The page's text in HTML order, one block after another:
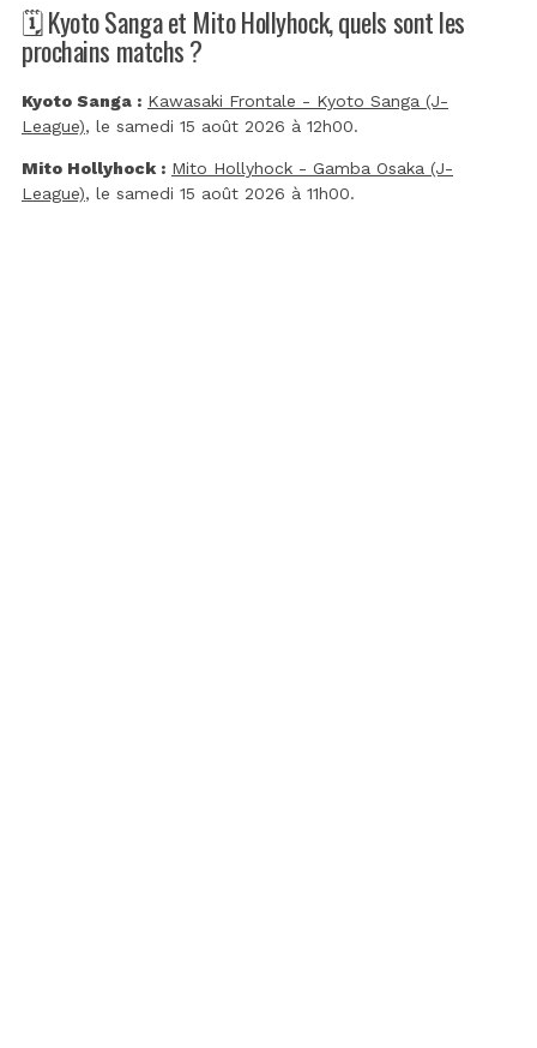
🗓️ Kyoto Sanga et Mito Hollyhock, quels sont les
prochains matchs ?
Kyoto Sanga : Kawasaki Frontale - Kyoto Sanga (J-
League), le samedi 15 août 2026 à 12h00.
Mito Hollyhock : Mito Hollyhock - Gamba Osaka (J-
League), le samedi 15 août 2026 à 11h00.